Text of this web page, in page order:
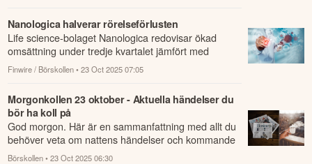
Nanologica halverar rörelseförlusten
Life science-bolaget Nanologica redovisar ökad
omsättning under tredje kvartalet jämfört med
samma period året innan.
Finwire / Börskollen • 23 Oct 2025 07:05
Morgonkollen 23 oktober - Aktuella händelser du
bör ha koll på
God morgon. Här är en sammanfattning med allt du
behöver veta om nattens händelser och kommande
dagens viktigaste händelser på börsen.
Börskollen • 23 Oct 2025 06:30